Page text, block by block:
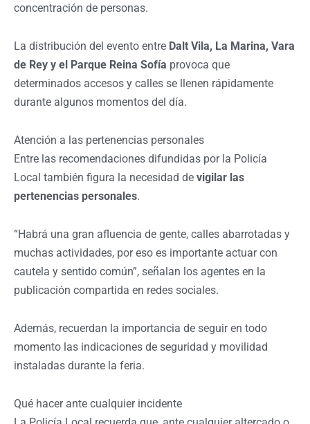
concentración de personas.
La distribución del evento entre Dalt Vila, La Marina, Vara
de Rey y el Parque Reina Sofía provoca que
determinados accesos y calles se llenen rápidamente
durante algunos momentos del día.
Atención a las pertenencias personales
Entre las recomendaciones difundidas por la Policía
Local también figura la necesidad de vigilar las
pertenencias personales.
“Habrá una gran afluencia de gente, calles abarrotadas y
muchas actividades, por eso es importante actuar con
cautela y sentido común”, señalan los agentes en la
publicación compartida en redes sociales.
Además, recuerdan la importancia de seguir en todo
momento las indicaciones de seguridad y movilidad
instaladas durante la feria.
Qué hacer ante cualquier incidente